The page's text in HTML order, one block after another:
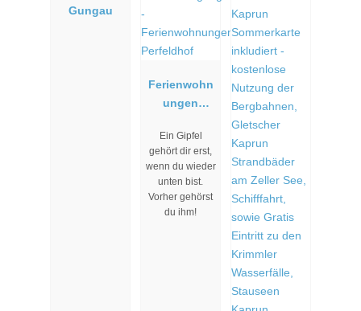
Gungau
Ferienwohn
ungen
Ein Gipfel
gehört dir erst,
wenn du wieder
unten bist.
Vorher gehörst
du ihm!